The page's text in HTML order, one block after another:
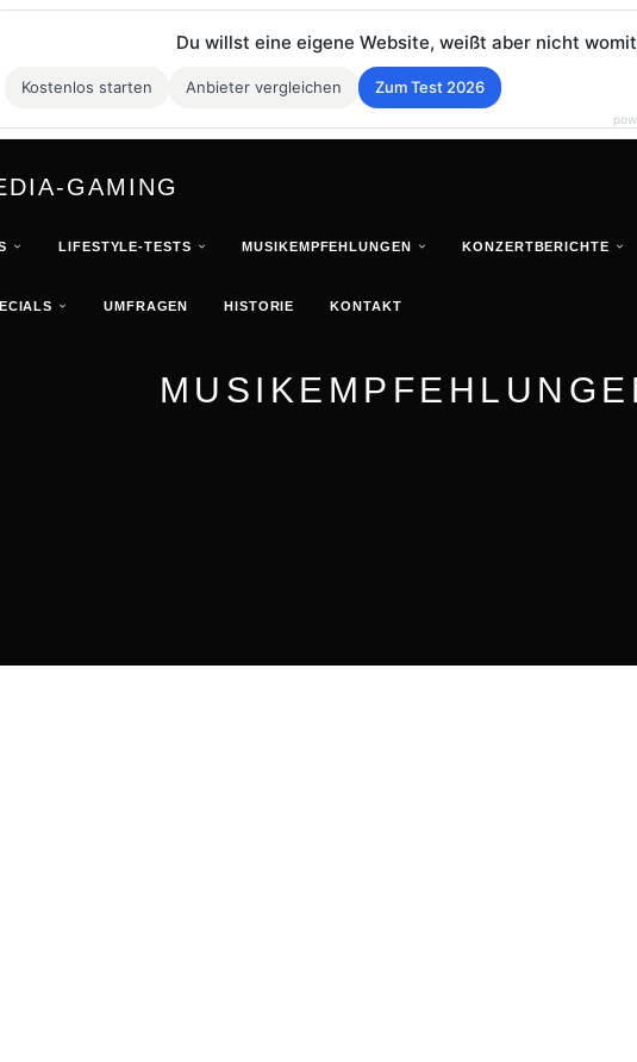
GAMING
LIFESTYLE-TESTS MUSIKEMPFEHLUNGEN KONZERTBERICHTE
UMFRAGEN HISTORIE KONTAKT
Du willst eine eigene Website, weißt aber nicht
Kostenlos starten Anbieter vergleichen Zum Test 2026